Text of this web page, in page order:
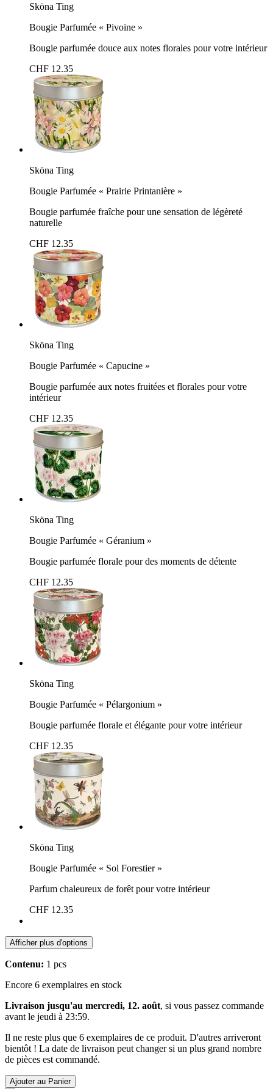
Sköna Ting
Bougie Parfumée « Pivoine »
Bougie parfumée douce aux notes florales pour votre intérieur
CHF 12.35
Sköna Ting
Bougie Parfumée « Prairie Printanière »
Bougie parfumée fraîche pour une sensation de légèreté
naturelle
CHF 12.35
Sköna Ting
Bougie Parfumée « Capucine »
Bougie parfumée aux notes fruitées et florales pour votre
intérieur
CHF 12.35
Sköna Ting
Bougie Parfumée « Géranium »
Bougie parfumée florale pour des moments de détente
CHF 12.35
Sköna Ting
Bougie Parfumée « Pélargonium »
Bougie parfumée florale et élégante pour votre intérieur
CHF 12.35
Sköna Ting
Bougie Parfumée « Sol Forestier »
Parfum chaleureux de forêt pour votre intérieur
CHF 12.35
Afficher plus d'options
Contenu: 1 pcs
Encore 6 exemplaires en stock
Livraison jusqu'au mercredi, 12. août, si vous passez commande
avant le jeudi à 23:59.
Il ne reste plus que 6 exemplaires de ce produit. D'autres arriveront
bientôt ! La date de livraison peut changer si un plus grand nombre
de pièces est commandé.
Ajouter au Panier